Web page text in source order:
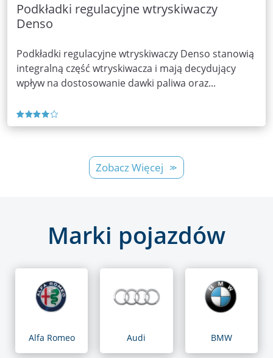
Podkładki regulacyjne wtryskiwaczy
Denso
Podkładki regulacyjne wtryskiwaczy Denso stanowią
integralną część wtryskiwacza i mają decydujący
wpływ na dostosowanie dawki paliwa oraz...
Zobacz Więcej
Marki pojazdów
Alfa Romeo Audi BMW